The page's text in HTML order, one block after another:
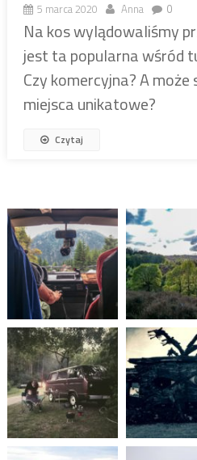
5 marca 2020 Anna 0
Na kos wylądowaliśmy
jest ta popularna wśród
Czy komercyjna? A może
miejsca unikatowe?
Czytaj